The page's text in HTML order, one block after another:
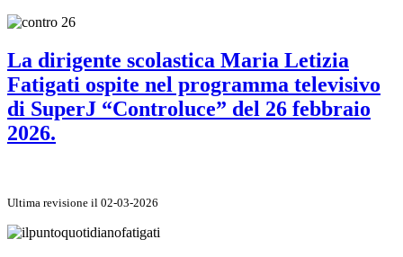
La dirigente scolastica Maria Letizia
Fatigati ospite nel programma televisivo
di SuperJ “Controluce” del 26 febbraio
2026.
Ultima revisione il 02-03-2026